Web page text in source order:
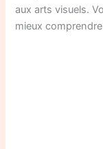
aux arts visuels.
mieux